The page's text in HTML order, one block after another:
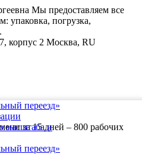
Мы предоставляем все
упаковка, погрузка,
корпус 2 Москва, RU
за 15 дней – 800 рабочих